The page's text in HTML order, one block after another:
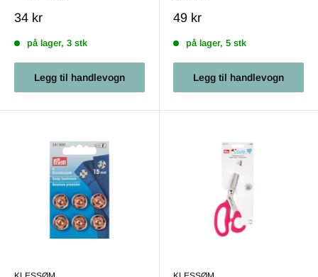
Salgs
34 kr
på lager, 3 stk
Legg til handlevogn
Salgs
49 kr
på lager, 5 stk
Legg til handlevogn